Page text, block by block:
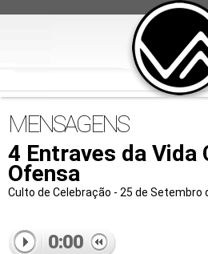
MENSAGENS
4 Entraves da Vida
Ofensa
Culto de Celebração - 25 de Setembro
0:00